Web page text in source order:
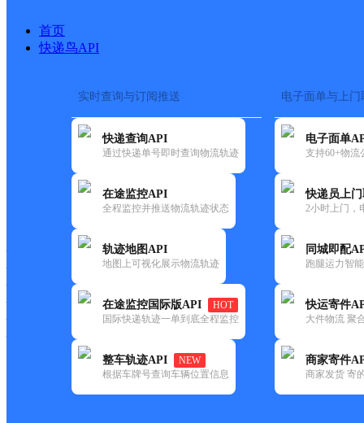
首页
快递鸟API
实时查询与订阅推送
快递查询API
通过快递单号即时查询物流轨迹
在途监控API
全程监控并推送物流轨迹状态
轨迹地图API
地图上可视化展示物流轨迹
在途监控国际版API
HOT
国际快递轨迹一单到底全程监控
整车轨迹API
NEW
根据车牌号查询车辆位置信息
电子面单与上门
电子面单
支持60+物流
快递员上
2小时上门，
同城即配
跑腿运力智
快运寄件
大件物流 聚
商家寄件
商家发货 寄
快递大全> 快递网
快运大全 快递时效
网点筛选